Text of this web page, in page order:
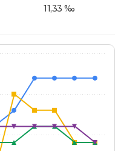
11,33 ‰